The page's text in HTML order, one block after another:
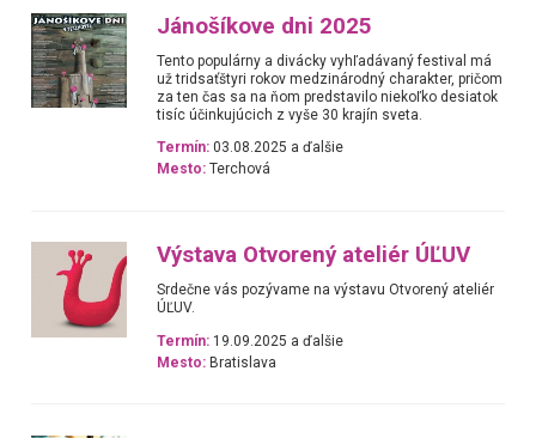
Jánošíkove dni 2025
Tento populárny a divácky vyhľadávaný festival má
už tridsaťštyri rokov medzinárodný charakter, pričom
za ten čas sa na ňom predstavilo niekoľko desiatok
tisíc účinkujúcich z vyše 30 krajín sveta.
Termín: 03.08.2025 a ďalšie
Mesto: Terchová
Výstava Otvorený ateliér ÚĽUV
Srdečne vás pozývame na výstavu Otvorený ateliér
ÚĽUV.
Termín: 19.09.2025 a ďalšie
Mesto: Bratislava